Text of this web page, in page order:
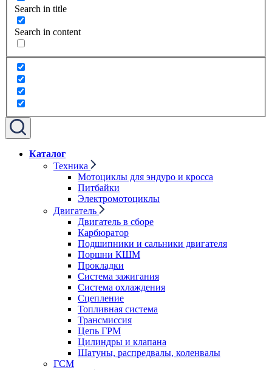
Search in title
Search in content
Каталог
Техника
Мотоциклы для эндуро и кросса
Питбайки
Электромотоциклы
Двигатель
Двигатель в сборе
Карбюратор
Подшипники и сальники двигателя
Поршни КШМ
Прокладки
Система зажигания
Система охлаждения
Сцепление
Топливная система
Трансмиссия
Цепь ГРМ
Цилиндры и клапана
Шатуны, распредвалы, коленвалы
ГСМ